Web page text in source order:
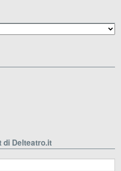
di Delteatro.it